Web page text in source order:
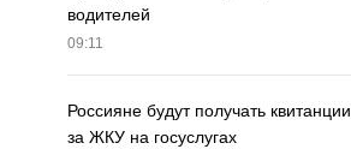
водителей
09:11
Россияне будут получать квитанции
за ЖКУ на госуслугах